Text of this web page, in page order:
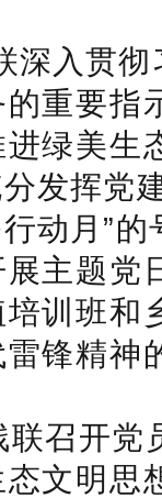
深入贯
重要指
绿美生
发挥党
动月”
主题党
训班和
锋精神
召开党
文明思